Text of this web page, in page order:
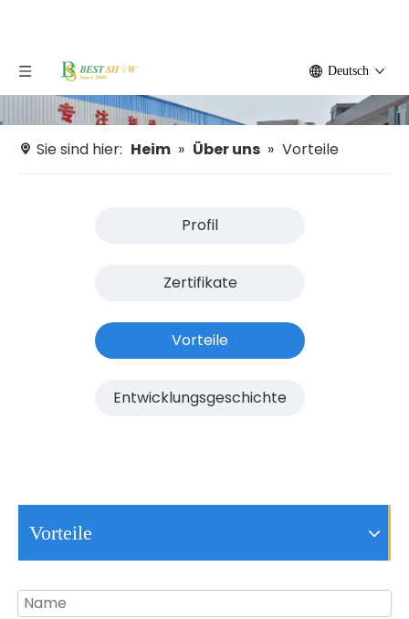
Deutsch
Sie sind hier: Heim » Über uns » Vorteile
Profil
Zertifikate
Vorteile
Entwicklungsgeschichte
Vorteile